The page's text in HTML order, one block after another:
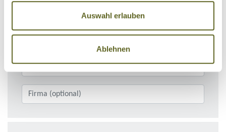
Auswahl erlauben
Ablehnen